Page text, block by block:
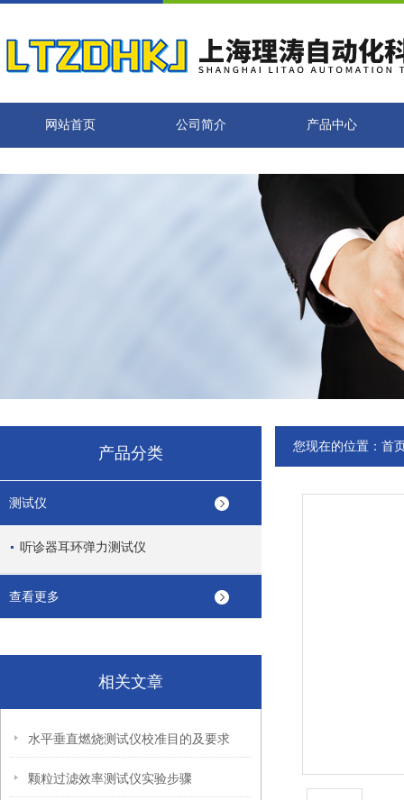
网站首页 公司简介 产品中心
产品分类
测试仪
听诊器耳环弹力测试仪
查看更多
相关文章
水平垂直燃烧测试仪校准目的及要求
颗粒过滤效率测试仪实验步骤
您现在的位置： 首